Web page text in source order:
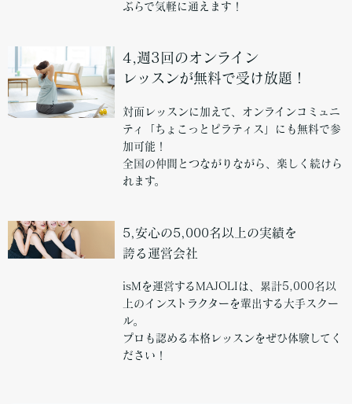
ぶらで気軽に通えます！
4,週3回のオンライン
レッスンが無料で受け放題！
対面レッスンに加えて、オンラインコミュニ
ティ「ちょこっとピラティス」にも無料で参
加可能！
全国の仲間とつながりながら、楽しく続けら
れます。
5,安心の5,000名以上の実績を
誇る運営会社
isMを運営するMAJOLIは、累計5,000名以
上のインストラクターを輩出する大手スクー
ル。
プロも認める本格レッスンをぜひ体験してく
ださい！